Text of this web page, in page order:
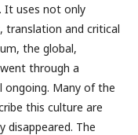
It uses not only
translation and critical
the global,
through a
Many of the
this culture are
disappeared. The